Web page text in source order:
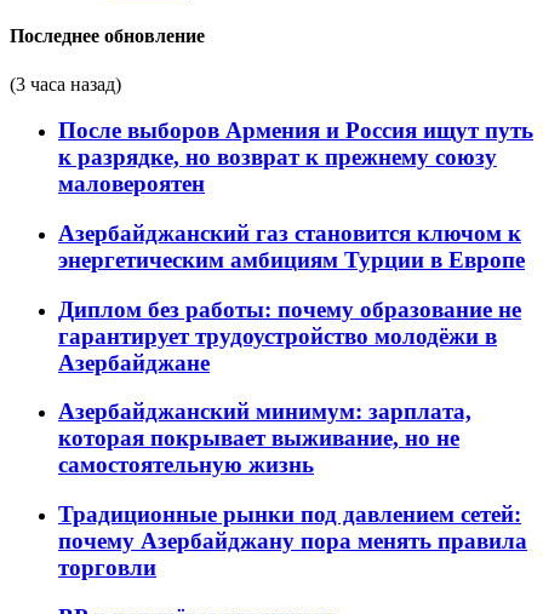
Последнее обновление
(3 часа назад)
После выборов Армения и Россия ищут путь
к разрядке, но возврат к прежнему союзу
маловероятен
Азербайджанский газ становится ключом к
энергетическим амбициям Турции в Европе
Диплом без работы: почему образование не
гарантирует трудоустройство молодёжи в
Азербайджане
Азербайджанский минимум: зарплата,
которая покрывает выживание, но не
самостоятельную жизнь
Традиционные рынки под давлением сетей:
почему Азербайджану пора менять правила
торговли